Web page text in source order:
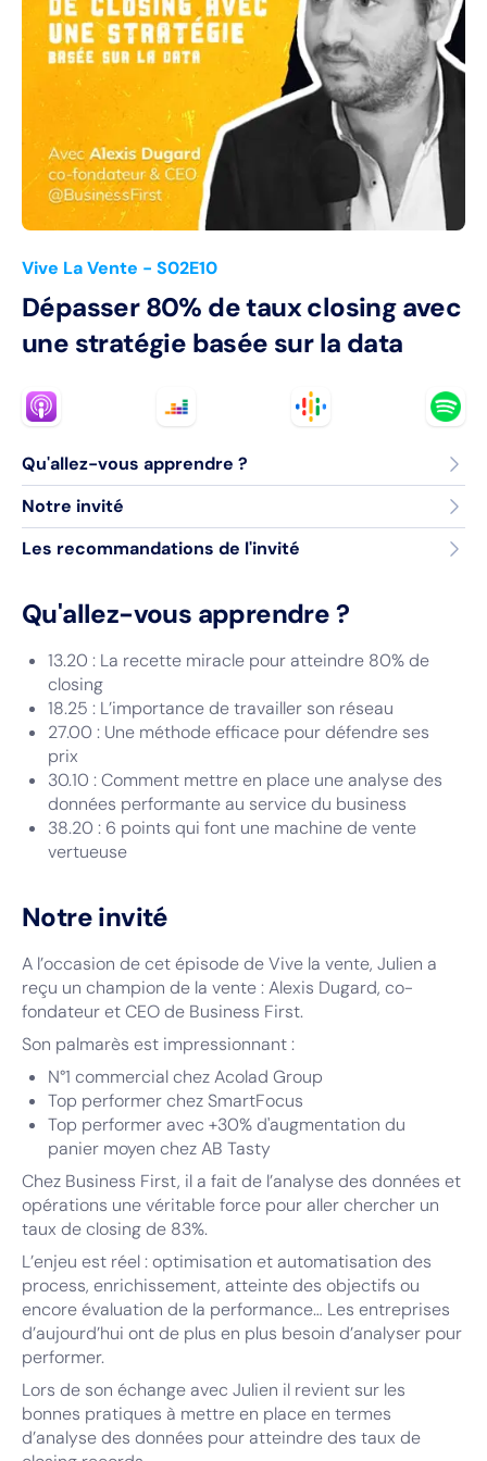
Vive La Vente - S02E10
Dépasser 80% de taux closing avec
une stratégie basée sur la data
Qu'allez-vous apprendre ?
Notre invité
Les recommandations de l'invité
Qu'allez-vous apprendre ?
13.20 : La recette miracle pour atteindre 80% de
closing
18.25 : L’importance de travailler son réseau
27.00 : Une méthode efficace pour défendre ses
prix
30.10 : Comment mettre en place une analyse des
données performante au service du business
38.20 : 6 points qui font une machine de vente
vertueuse
Notre invité
A l’occasion de cet épisode de Vive la vente, Julien a
reçu un champion de la vente : Alexis Dugard, co-
fondateur et CEO de Business First.
Son palmarès est impressionnant :
N°1 commercial chez Acolad Group
Top performer chez SmartFocus
Top performer avec +30% d'augmentation du
panier moyen chez AB Tasty
Chez Business First, il a fait de l’analyse des données et
opérations une véritable force pour aller chercher un
taux de closing de 83%.
L’enjeu est réel : optimisation et automatisation des
process, enrichissement, atteinte des objectifs ou
encore évaluation de la performance… Les entreprises
d’aujourd’hui ont de plus en plus besoin d’analyser pour
performer.
Lors de son échange avec Julien il revient sur les
bonnes pratiques à mettre en place en termes
d’analyse des données pour atteindre des taux de